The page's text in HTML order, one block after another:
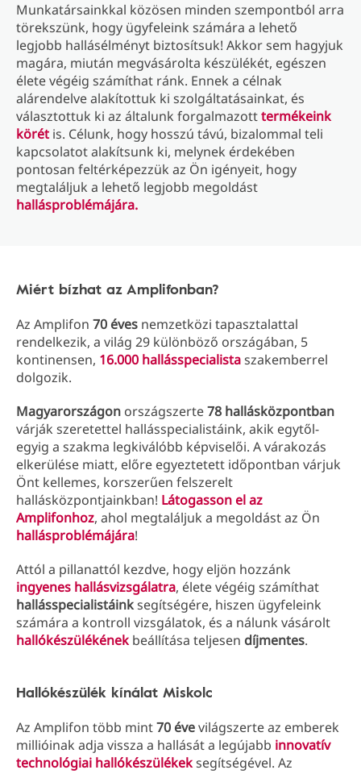
Munkatársainkkal közösen minden szempontból arra
törekszünk, hogy ügyfeleink számára a lehető
legjobb hallásélményt biztosítsuk! Akkor sem hagyjuk
magára, miután megvásárolta készülékét, egészen
élete végéig számíthat ránk. Ennek a célnak
alárendelve alakítottuk ki szolgáltatásainkat, és
választottuk ki az általunk forgalmazotttermékeink
körét is. Célunk, hogy hosszú távú, bizalommal teli
kapcsolatot alakítsunk ki, melynek érdekében
pontosan feltérképezzük az Ön igényeit, hogy
megtaláljuk a lehető legjobb megoldást
hallásproblémájára.
Miért bízhat az Amplifonban?
Az Amplifon 70 éves nemzetközi tapasztalattal
rendelkezik, a világ 29 különböző országában, 5
kontinensen, 16.000 hallásspecialistaszakemberrel
dolgozik.
Magyarországon országszerte78 hallásközpontban
várják szeretettel hallásspecialistáink, akik egytől-
egyig a szakma legkiválóbb képviselői. A várakozás
elkerülése miatt, előre egyeztetett időpontban várjuk
Önt kellemes, korszerűen felszerelt
hallásközpontjainkban! Látogasson el az
Amplifonhoz, ahol megtaláljuk a megoldást az Ön
hallásproblémájára!
Attól a pillanattól kezdve, hogy eljön hozzánk
ingyenes hallásvizsgálatra, élete végéig számíthat
hallásspecialistáinksegítségére, hiszen ügyfeleink
számára a kontroll vizsgálatok, és a nálunk vásárolt
hallókészülékénekbeállítása teljesen díjmentes.
Hallókészülék kínálat Miskolc
Az Amplifon több mint70 évevilágszerte az emberek
millióinak adja vissza a hallását a legújabb innovatív
technológiai hallókészülékeksegítségével. Az